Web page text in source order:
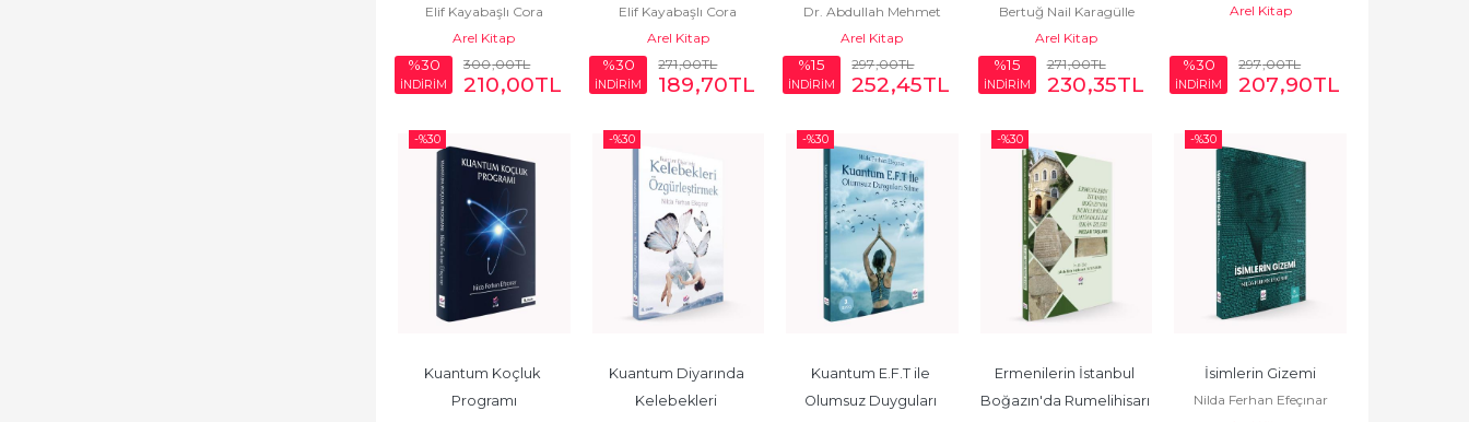
Elif Kayabaşlı Cora
Arel Kitap
%30
İNDİRİM
300,00TL
210,00TL
Elif Kayabaşlı Cora
Arel Kitap
%30
İNDİRİM
271,00TL
189,70TL
(Bizans)  Üsluplu Plastik
Taş Eserler]
Dr. Abdullah Mehmet
Avunduk
Arel Kitap
%15
İNDİRİM
297,00TL
252,45TL
Bertuğ Nail Karagülle
Arel Kitap
%15
İNDİRİM
271,00TL
230,35TL
Arel Kitap
%30
İNDİRİM
297,00TL
207,90TL
-%30
Kuantum Koçluk
Programı
-%30
Kuantum Diyarında
Kelebekleri
-%30
Kuantum E.F.T ile
Olumsuz Duyguları
-%30
Ermenilerin İstanbul
Boğazın'da Rumelihisarı
-%30
İsimlerin Gizemi
Nilda Ferhan Efeçınar